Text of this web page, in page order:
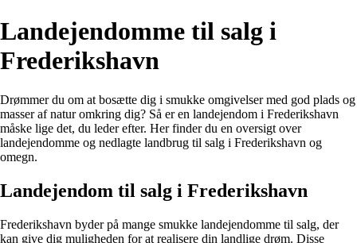
Landejendomme til salg i
Frederikshavn
Drømmer du om at bosætte dig i smukke omgivelser med god plads og
masser af natur omkring dig? Så er en landejendom i Frederikshavn
måske lige det, du leder efter. Her finder du en oversigt over
landejendomme og nedlagte landbrug til salg i Frederikshavn og
omegn.
Landejendom til salg i Frederikshavn
Frederikshavn byder på mange smukke landejendomme til salg, der
kan give dig muligheden for at realisere din landlige drøm. Disse